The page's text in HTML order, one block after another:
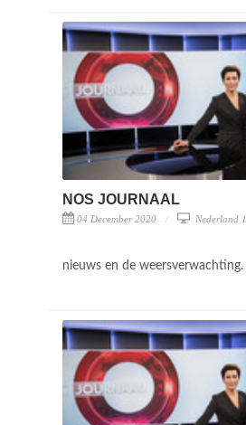
NOS JOURNAAL
04 December 2020 Nederland 1
nieuws en de weersverwachting.